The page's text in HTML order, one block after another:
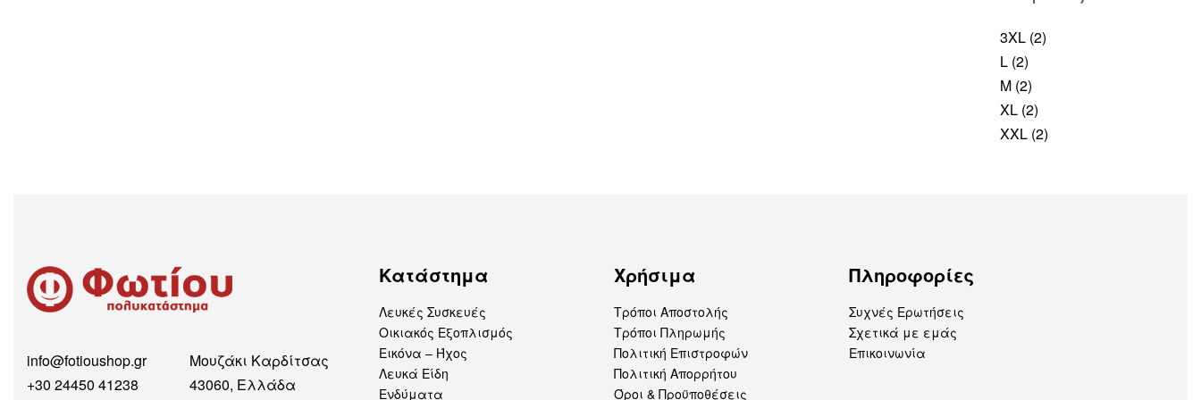
3XL (2)
L (2)
M (2)
XL (2)
XXL (2)
info@fotioushop.gr
+30 24450 41238
Μουζάκι Καρδίτσας
43060, Ελλάδα
Κατάστημα
Λευκές Συσκευές
Οικιακός Εξοπλισμός
Εικόνα – Ήχος
Λευκά Είδη
Ενδύματα
Χρήσιμα
Τρόποι Αποστολής
Τρόποι Πληρωμής
Πολιτική Επιστροφών
Πολιτική Απορρήτου
Όροι & Προϋποθέσεις
Πληροφορίες
Συχνές Ερωτήσεις
Σχετικά με εμάς
Επικοινωνία